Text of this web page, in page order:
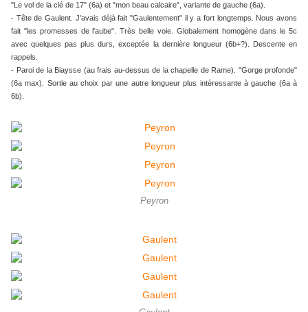
"Le vol de la clé de 17" (6a) et "mon beau calcaire", variante de gauche (6a).
- Tête de Gaulent. J'avais déjà fait "Gaulentement" il y a fort longtemps. Nous avons
fait "les promesses de l'aube". Très belle voie. Globalement homogène dans le 5c
avec quelques pas plus durs, exceptée la dernière longueur (6b+?). Descente en
rappels.
​​​​​​​- Paroi de la Biaysse (au frais au-dessus de la chapelle de Rame). "Gorge profonde"
(6a max). Sortie au choix par une autre longueur plus intéressante à gauche (6a à
6b).
Peyron